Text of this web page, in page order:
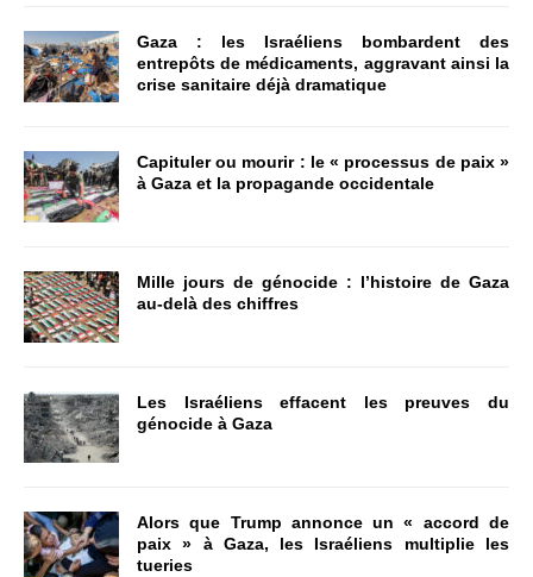
Gaza : les Israéliens bombardent des
entrepôts de médicaments, aggravant ainsi la
crise sanitaire déjà dramatique
Capituler ou mourir : le « processus de paix »
à Gaza et la propagande occidentale
Mille jours de génocide : l’histoire de Gaza
au-delà des chiffres
Les Israéliens effacent les preuves du
génocide à Gaza
Alors que Trump annonce un « accord de
paix » à Gaza, les Israéliens multiplie les
tueries